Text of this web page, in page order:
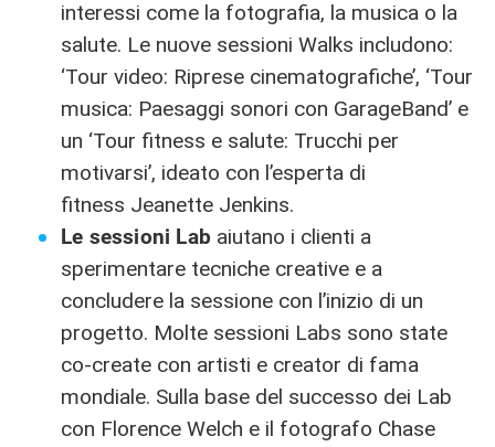
interessi come la fotografia, la musica o la
salute. Le nuove sessioni Walks includono:
‘Tour video: Riprese cinematografiche’, ‘Tour
musica: Paesaggi sonori con GarageBand’ e
un ‘Tour fitness e salute: Trucchi per
motivarsi’, ideato con l’esperta di
fitness Jeanette Jenkins.
Le sessioni Lab aiutano i clienti a
sperimentare tecniche creative e a
concludere la sessione con l’inizio di un
progetto. Molte sessioni Labs sono state
co-create con artisti e creator di fama
mondiale. Sulla base del successo dei Lab
con Florence Welch e il fotografo Chase